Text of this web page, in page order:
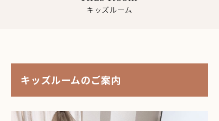
キッズルーム
キッズルームのご案内